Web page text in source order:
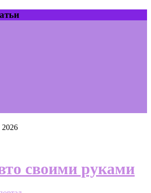
2026
своими руками